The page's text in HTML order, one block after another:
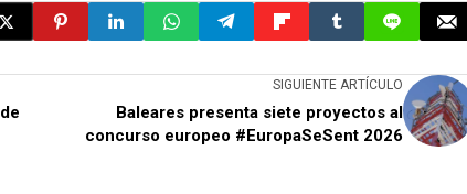
SIGUIENTE ARTÍCULO
Baleares presenta siete proyectos al
concurso europeo #EuropaSeSent 2026